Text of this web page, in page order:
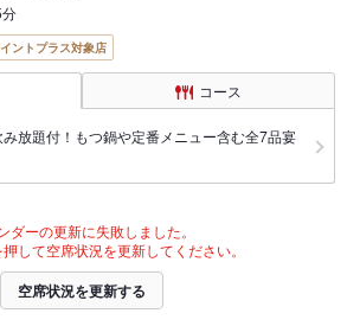
ントプラス対象店
コース
み放題付！もつ鍋や定番メニュー含む全7品宴
ダーの更新に失敗しました。
して空席状況を更新してください。
空席状況を更新する